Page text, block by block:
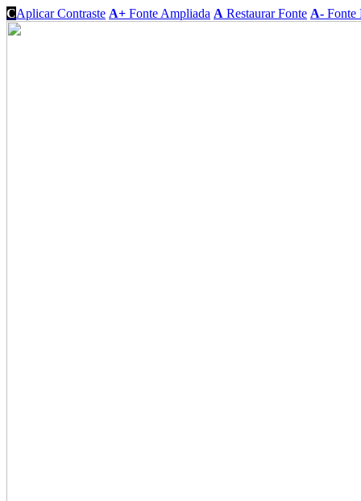
CAplicar Contraste A+ Fonte Ampliada A Restaurar Fonte A- Fonte